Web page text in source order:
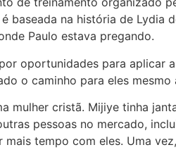
baseada na história de Lydia
Paulo estava pregando.
oportunidades para aplicar
o caminho para eles mesmo
mulher cristã. Mijiye tinha
pessoas no mercado,
tempo com eles. Uma